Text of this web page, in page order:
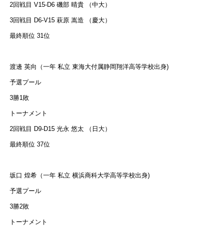
2回戦目 V15-D6 磯部 晴貴 （中大）
3回戦目 D6-V15 萩原 嵩造 （慶大）
最終順位 31位
渡邊 英向（一年 私立 東海大付属静岡翔洋高等学校出身)
予選プール
3勝1敗
トーナメント
2回戦目 D9-D15 光永 悠太 （日大）
最終順位 37位
坂口 煌希（一年 私立 横浜商科大学高等学校出身)
予選プール
3勝2敗
トーナメント